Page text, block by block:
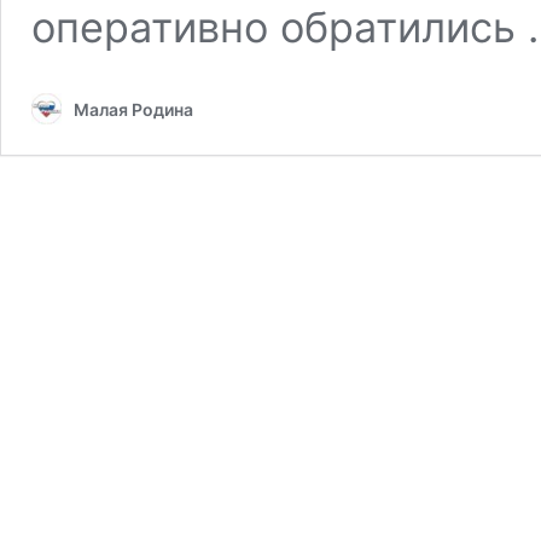
оперативно
Малая Родина